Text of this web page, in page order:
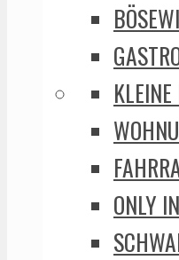
KLEINE
ONLY